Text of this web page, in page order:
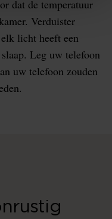
dat de temperatuur
Verduister
licht heeft een
Leg uw telefoon
uw telefoon zouden